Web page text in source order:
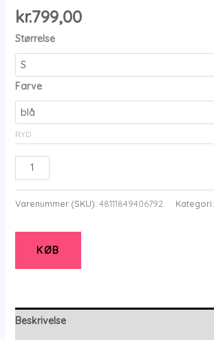
kr.799,00
Størrelse
Farve
RYD
Licaroline
-
Light
-
Bluse
-
Lind
Varenummer (SKU): 48111849406792 Kategori:
KØB
Beskrivelse